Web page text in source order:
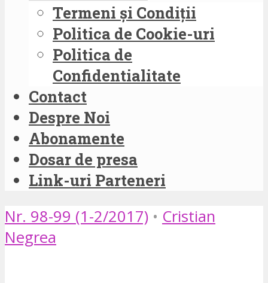
Termeni și Condiții
Politica de Cookie-uri
Politica de
Confidentialitate
Contact
Despre Noi
Abonamente
Dosar de presa
Link-uri Parteneri
Nr. 98-99 (1-2/2017) • Cristian
Negrea